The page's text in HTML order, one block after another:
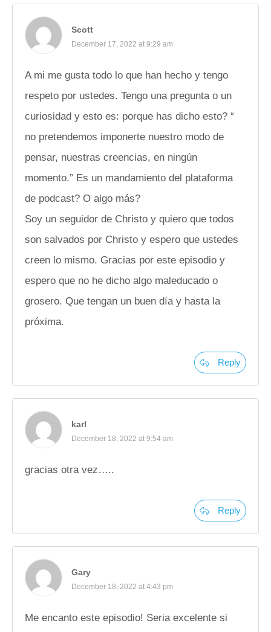
Scott
December 17, 2022 at 9:29 am
A mi me gusta todo lo que han hecho y tengo
respeto por ustedes. Tengo una pregunta o un
curiosidad y esto es: porque has dicho esto? “
no pretendemos imponerte nuestro modo de
pensar, nuestras creencias, en ningún
momento.” Es un mandamiento del plataforma
de podcast? O algo más?
Soy un seguidor de Christo y quiero que todos
son salvados por Christo y espero que ustedes
creen lo mismo. Gracias por este episodio y
espero que no he dicho algo maleducado o
grosero. Que tengan un buen día y hasta la
próxima.
Reply
karl
December 18, 2022 at 9:54 am
gracias otra vez…..
Reply
Gary
December 18, 2022 at 4:43 pm
Me encanto este episodio! Seria excelente si